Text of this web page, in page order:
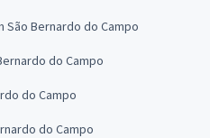
Bernardo do Campo
do Campo
do Campo
do Campo